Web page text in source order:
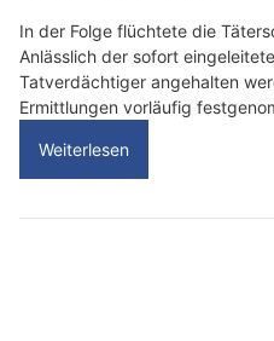
In der Folge flüchtete die
Anlässlich der sofort
Tatverdächtiger angehalten
Ermittlungen vorläufig
Weiterlesen